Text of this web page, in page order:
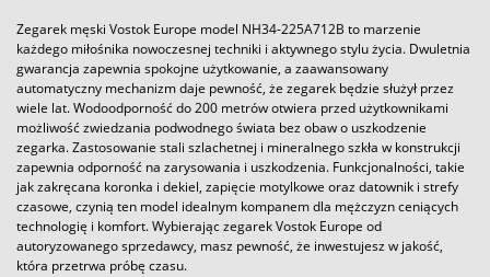
Zegarek męski Vostok Europe model NH34-225A712B to marzenie
każdego miłośnika nowoczesnej techniki i aktywnego stylu życia. Dwuletnia
gwarancja zapewnia spokojne użytkowanie, a zaawansowany
automatyczny mechanizm daje pewność, że zegarek będzie służył przez
wiele lat. Wodoodporność do 200 metrów otwiera przed użytkownikami
możliwość zwiedzania podwodnego świata bez obaw o uszkodzenie
zegarka. Zastosowanie stali szlachetnej i mineralnego szkła w konstrukcji
zapewnia odporność na zarysowania i uszkodzenia. Funkcjonalności, takie
jak zakręcana koronka i dekiel, zapięcie motylkowe oraz datownik i strefy
czasowe, czynią ten model idealnym kompanem dla mężczyzn ceniących
technologię i komfort. Wybierając zegarek Vostok Europe od
autoryzowanego sprzedawcy, masz pewność, że inwestujesz w jakość,
która przetrwa próbę czasu.